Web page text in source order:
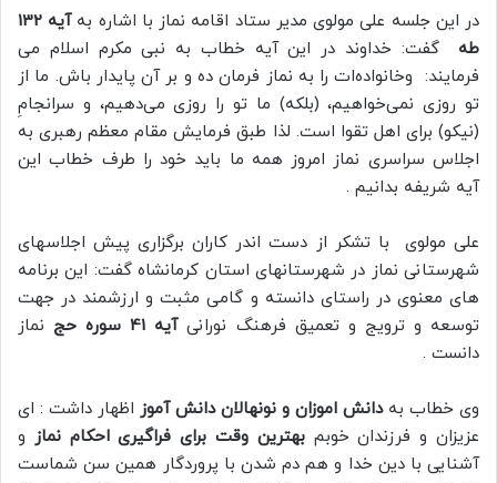
در این جلسه علی مولوی مدیر ستاد اقامه نماز با اشاره به
آیه 132
طه گفت: خداوند در این آیه خطاب به نبی مکرم اسلام می
فرمایند: وخانواده‌ات را به نماز فرمان ده و بر آن پايدار باش. ما از
تو روزى نمى‌خواهيم، (بلكه) ما تو را روزى مى‌دهيم، و سرانجامِ
(نيكو) براى اهل تقوا است. لذا طبق فرمایش مقام معظم رهبری به
اجلاس سراسری نماز امروز همه ما باید خود را طرف خطاب این
آیه شریفه بدانیم .
علی مولوی با تشکر از دست اندر کاران برگزاری پیش اجلاسهای
شهرستانی نماز در شهرستانهای استان کرمانشاه گفت: این برنامه
های معنوی در راستای دانسته و گامی مثبت و ارزشمند در جهت
توسعه و ترویج و تعمیق فرهنگ نورانیآیه 41 سوره حج
نماز
دانست .
وی خطاب بهدانش اموزان و نونهالان دانش آموز اظهار داشت : ای
عزیزان و فرزندان خوبمبهترین وقت برای فراگیری احکام نماز و
آشنایی با دین خدا و هم دم شدن با پروردگار همین سن شماست